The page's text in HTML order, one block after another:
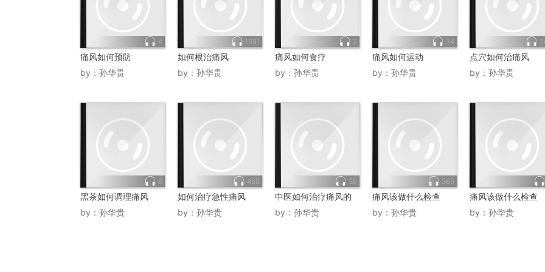
4
痛风如何预防
by： 孙华贵
1691
如何根治痛风
by： 孙华贵
2
痛风如何食疗
by： 孙华贵
34
痛风如何运动
by： 孙华贵
点穴如何治痛风
by： 孙华贵
8
黑茶如何调理痛风
by： 孙华贵
468
如何治疗急性痛风
by： 孙华贵
30
中医如何治疗痛风的
by： 孙华贵
365
痛风该做什么检查
by： 孙华贵
痛风该做什么检查
by： 孙华贵